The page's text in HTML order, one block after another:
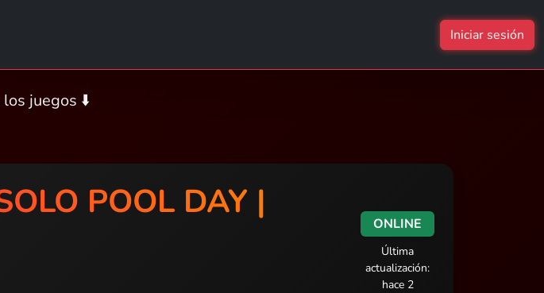
Iniciar sesión
juegos ⬇️
POOL DAY |
ONLINE
Última
actualización:
hace 2